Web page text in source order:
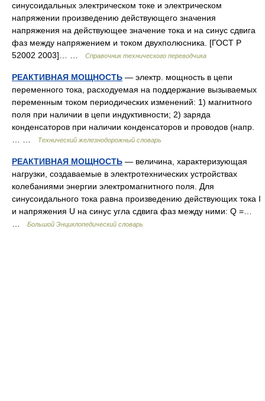
синусоидальных электрическом токе и электрическом
напряжении произведению действующего значения
напряжения на действующее значение тока и на синус сдвига
фаз между напряжением и током двухполюсника. [ГОСТ Р
52002 2003]… …
Справочник технического переводчика
РЕАКТИВНАЯ МОЩНОСТЬ — электр. мощность в цепи
переменного тока, расходуемая на поддержание вызываемых
переменным током периодических изменений: 1) магнитного
поля при наличии в цепи индуктивности; 2) заряда
конденсаторов при наличии конденсаторов и проводов (напр.
Технический железнодорожный словарь
РЕАКТИВНАЯ МОЩНОСТЬ — величина, характеризующая
нагрузки, создаваемые в электротехнических устройствах
колебаниями энергии электромагнитного поля. Для
синусоидального тока равна произведению действующих тока I
и напряжения U на синус угла сдвига фаз между ними: Q =…
Большой Энциклопедический словарь